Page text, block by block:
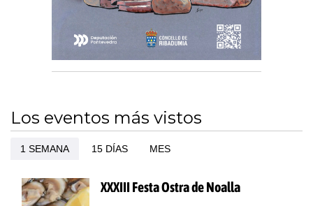
Los eventos más vistos
1 SEMANA 15 DÍAS MES
XXXIII Festa Ostra de Noalla